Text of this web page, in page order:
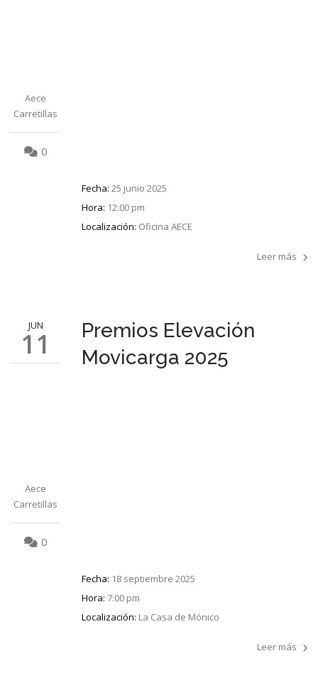
Aece
Carretillas
0
Fecha: 25 junio 2025
Hora: 12:00 pm
Localización: Oficina AECE
Leer más
JUN
11
Aece
Carretillas
0
Premios Elevación
Movicarga 2025
Fecha: 18 septiembre 2025
Hora: 7:00 pm
Localización: La Casa de Mónico
Leer más